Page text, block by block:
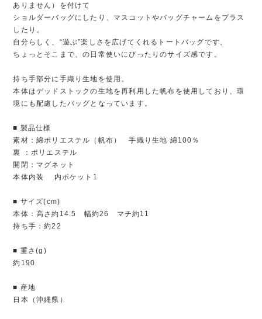
ありません）を付けて
ショルダーバッグにしたり、マスコットやバッグチャームをプラス
したり。
自分らしく、“遊ぶ”楽しさを広げてくれるトートバッグです。
ちょっとそこまで、の日常使いにぴったりのサイズ感です。
持ち手部分に手織り生地を使用。
本体はデッドストックの生地を再利用した帆布を使用しており、環
境にも配慮したバッグとなっています。
■ 製品仕様
素材：綿ポリエステル（帆布） 手織り生地 綿100％
裏 ：ポリエステル
開閉：マグネット
本体内装 内ポケット1
■ サイズ(cm)
本体：高さ約14.5 幅約26 マチ約11
持ち手：約22
■ 重さ(g)
約190
■ 産地
日本（沖縄県）